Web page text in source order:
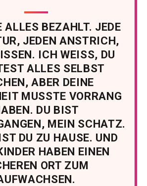
ALLES BEZAHLT. JEDE
JEDEN ANSTRICH,
ICH WEISS, DU
ALLES SELBST
ABER DEINE
MUSSTE VORRANG
DU BIST
MEIN SCHATZ.
DU ZU HAUSE. UND
HABEN EINEN
ORT ZUM